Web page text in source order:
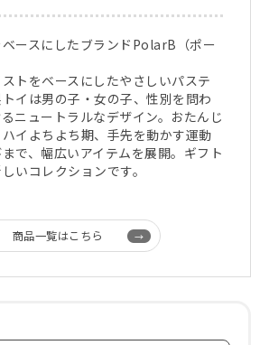
ースにしたブランドPolarB（ポー
トをベースにしたやさしいパステ
イは男の子・女の子、性別を問わ
ニュートラルなデザイン。おたんじ
イよちよち期、手先を動かす運動
で、幅広いアイテムを展開。ギフト
いコレクションです。
商品一覧はこちら